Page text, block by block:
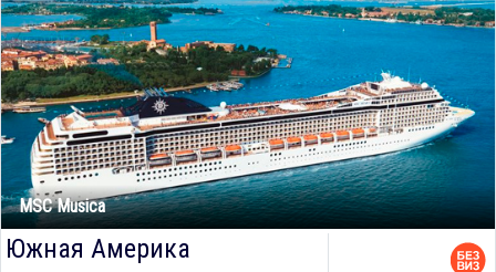
MSC Musica
Южная Америка